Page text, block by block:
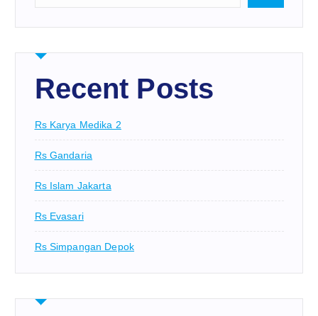
Recent Posts
Rs Karya Medika 2
Rs Gandaria
Rs Islam Jakarta
Rs Evasari
Rs Simpangan Depok